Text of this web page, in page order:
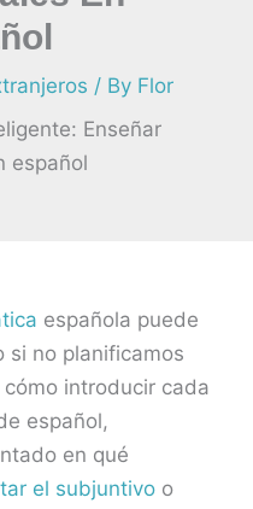
/ By Flor
española puede
si no planificamos
introducir cada
español,
en qué
el subjuntivo o